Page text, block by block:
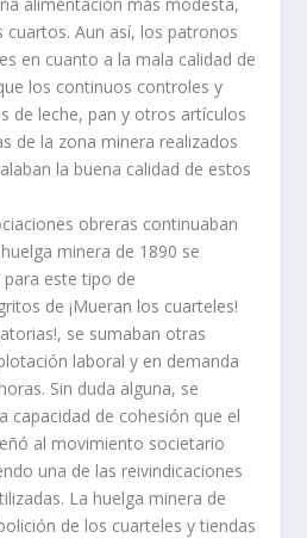
cuartos. Aun así­, los patronos
en cuanto a la mala calidad de
los continuos controles y
de leche, pan y otros artí­culos
de la zona minera realizados
la buena calidad de estos
obreras continuaban
minera de 1890 se
este tipo de
de ¡Mueran los cuarteles!
se sumaban otras
laboral y en demanda
Sin duda alguna, se
capacidad de cohesión que el
al movimiento societario
una de las reivindicaciones
La huelga minera de
de los cuarteles y tiendas